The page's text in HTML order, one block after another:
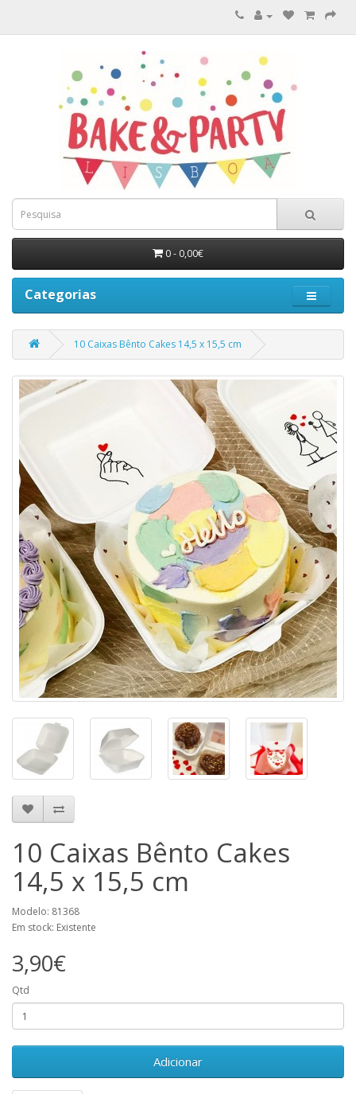
0 - 0,00€
Categorias
10 Caixas Bênto Cakes 14,5 x 15,5 cm
10 Caixas Bênto Cakes
14,5 x 15,5 cm
Modelo: 81368
Em stock: Existente
3,90€
Qtd
Adicionar